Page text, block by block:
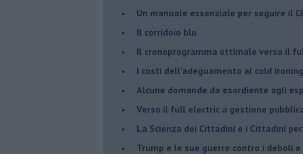
Un manuale essenziale per seguire il
Il corridoio blu
​Il cronoprogramma ottimale verso il
​I costi dell’adeguamento al cold ironing
Alcune domande da esordiente agli
Verso il full electric a gestione
​La Scienza dei Cittadini e i Cittadini per
Trump e le sue guerre contro i deboli